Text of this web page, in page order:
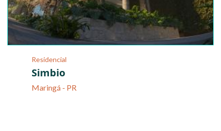
Residencial
Simbio
Maringá - PR